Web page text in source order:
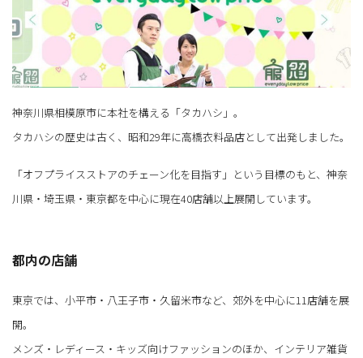
神奈川県相模原市に本社を構える「タカハシ」。
タカハシの歴史は古く、昭和29年に高橋衣料品店として出発しました。
「オフプライスストアのチェーン化を目指す」という目標のもと、神奈
川県・埼玉県・東京都を中心に現在40店舗以上展開しています。
都内の店舗
東京では、小平市・八王子市・久留米市など、郊外を中心に11店舗を展
開。
メンズ・レディース・キッズ向けファッションのほか、インテリア雑貨